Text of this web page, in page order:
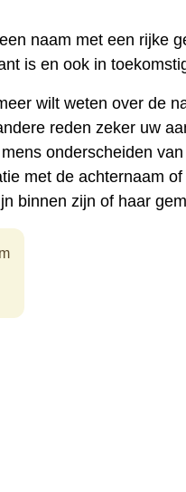
naam met een rijke
is en ook in
wilt weten over de
reden zeker uw
onderscheiden
met de achternaam
binnen zijn of haar